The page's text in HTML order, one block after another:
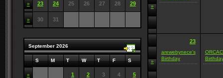
» 23 24 25 26 27 28 29
» 30 31
September 2026
S M T W T F S
» 1 2 3 4 5
»
»
23
arewebynece's
Birthday